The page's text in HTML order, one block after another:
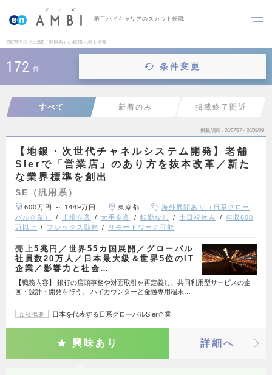
若手ハイキャリアのスカウト転職
450万円以上のSE（汎用系）の転職・求人情報
172 件 条件変更
すべて 新着のみ 掲載終了間近
掲載期間 26/07/27～26/08/09
【地銀・次世代チャネルシステム開発】老舗
SIerで「営業店」のあり方を抜本改革／新た
な業界標準を創出
SE（汎用系）
600万円 ～ 1449万円 東京都
海外展開あり（日系グロー
バル企業）
上場企業 大手企業 転勤なし 土日祝休み
年収600
万以上
フレックス勤務 リモートワーク可能
売上5兆円／世界55カ国展開／グローバル
社員数20万人／日本最大級＆世界5位のIT
企業／影響力と社会…
【職務内容】 銀行の店頭事務や対面取引を再定義し、共同利用型サービスの企
画・設計・開発を行う。 ハイカウンターと金融専用端末…
会社概要 日本を代表する日系グローバルSIer企業
興味あり 詳細へ